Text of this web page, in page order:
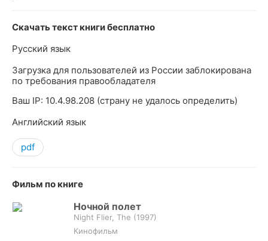
Скачать текст книги бесплатно
Русский язык
Загрузка для пользователей из России заблокирована
по требования правообладателя
Ваш IP: 10.4.98.208 (страну не удалось определить)
Английский язык
pdf
Фильм по книге
Ночной полет
Night Flier, The (1997)
Кинофильм